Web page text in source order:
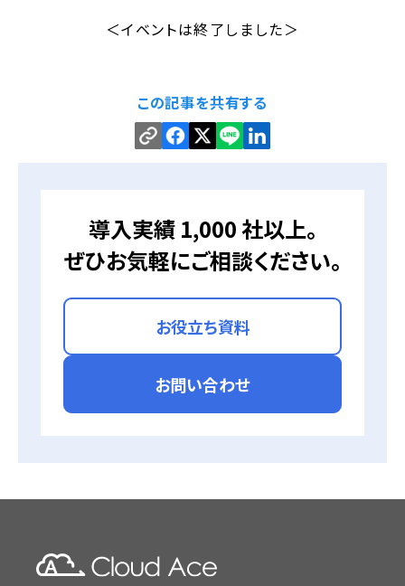
＜イベントは終了しました＞
この記事を共有する
導入実績 1,000 社以上。
ぜひお気軽にご相談ください。
お役立ち資料
お問い合わせ